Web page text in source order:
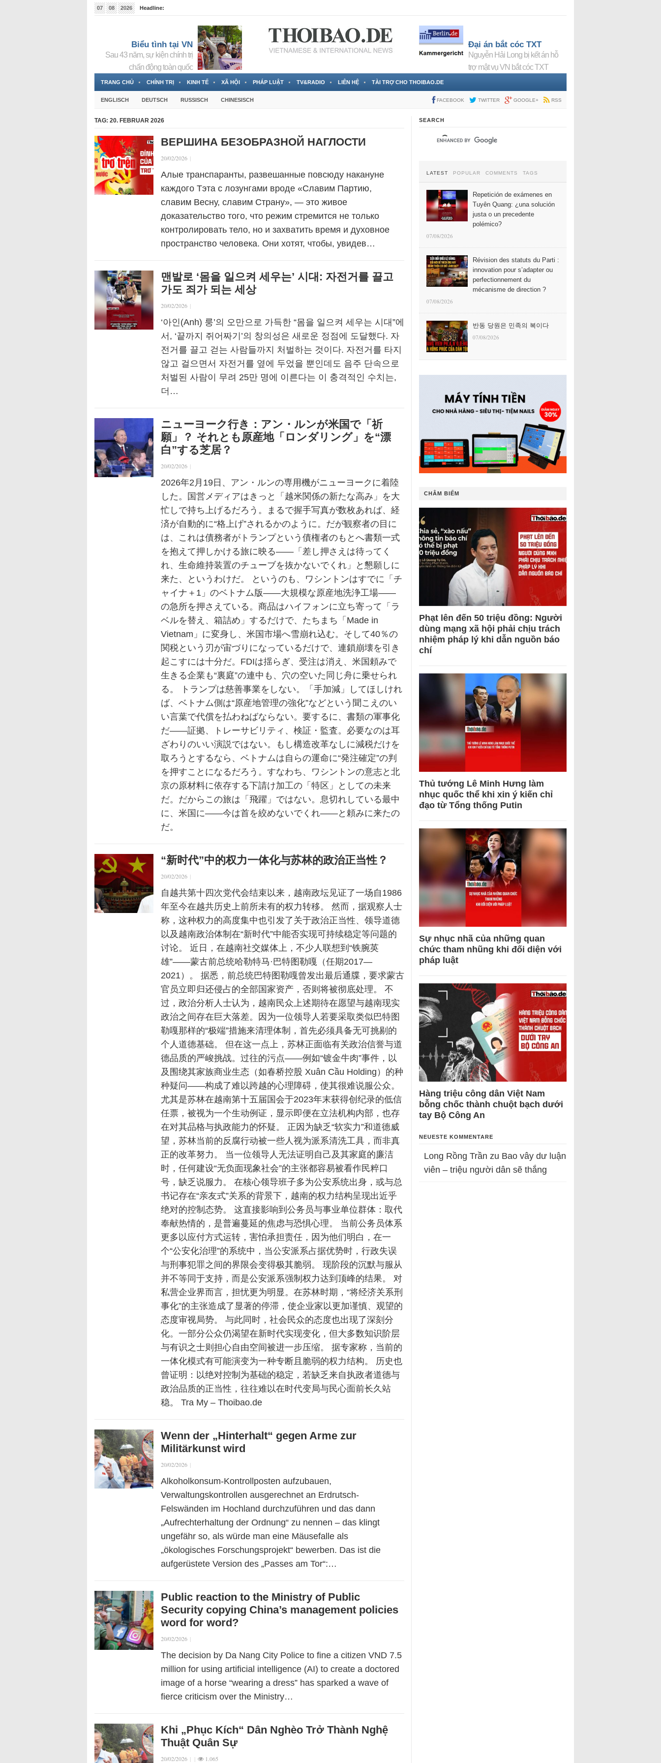
07 08 2026
Headline:
Biểu tình tại VN
Sau 43 năm, sự kiện chính trị
chấn động toàn quốc
Đại án bắt cóc TXT
Nguyễn Hải Long bị kết án hỗ
trợ mật vụ VN bắt cóc TXT
TRANG CHỦ CHÍNH TRỊ KINH TẾ XÃ HỘI PHÁP LUẬT TV&RADIO LIÊN HỆ TÀI TRỢ CHO THOIBAO.DE
ENGLISCH DEUTSCH RUSSISCH CHINESISCH FACEBOOK TWITTER GOOGLE+ RSS
TAG: 20. FEBRUAR 2026
ВЕРШИНА БЕЗОБРАЗНОЙ НАГЛОСТИ
20/02/2026 |
Алые транспаранты, развешанные повсюду накануне
каждого Тэта с лозунгами вроде «Славим Партию,
славим Весну, славим Страну», — это живое
доказательство того, что режим стремится не только
контролировать тело, но и захватить время и духовное
пространство человека. Они хотят, чтобы, увидев…
맨발로 ‘몸을 일으켜 세우는’ 시대: 자전거를 끌고
가도 죄가 되는 세상
20/02/2026 |
‘아인(Anh) 룽’의 오만으로 가득한 “몸을 일으켜 세우는 시대”에
서, ‘끝까지 쥐어짜기’의 창의성은 새로운 정점에 도달했다. 자
전거를 끌고 걷는 사람들까지 처벌하는 것이다. 자전거를 타지
않고 걸으면서 자전거를 옆에 두었을 뿐인데도 음주 단속으로
처벌된 사람이 무려 25만 명에 이른다는 이 충격적인 수치는,
더…
ニューヨーク行き：アン・ルンが米国で「祈
願」？ それとも原産地「ロンダリング」を“漂
白”する芝居？
20/02/2026 |
2026年2月19日、アン・ルンの専用機がニューヨークに着陸
した。国営メディアはきっと「越米関係の新たな高み」を大
忙しで持ち上げるだろう。まるで握手写真が数枚あれば、経
済が自動的に“格上げ”されるかのように。だが観察者の目に
は、これは債務者がトランプという債権者のもとへ書類一式
を抱えて押しかける旅に映る——「差し押さえは待ってく
れ、生命維持装置のチューブを抜かないでくれ」と懇願しに
来た、というわけだ。 というのも、ワシントンはすでに「チ
ャイナ＋1」のベトナム版——大規模な原産地洗浄工場——
の急所を押さえている。商品はハイフォンに立ち寄って「ラ
ベルを替え、箱詰め」するだけで、たちまち「Made in
Vietnam」に変身し、米国市場へ雪崩れ込む。そして40％の
関税という刃が宙づりになっているだけで、連鎖崩壊を引き
起こすには十分だ。FDIは揺らぎ、受注は消え、米国頼みで
生きる企業も“裏庭”の連中も、穴の空いた同じ舟に乗せられ
る。 トランプは慈善事業をしない。「手加減」してほしけれ
ば、ベトナム側は“原産地管理の強化”などという聞こえのい
い言葉で代償を払わねばならない。要するに、書類の軍事化
だ——証拠、トレーサビリティ、検証・監査。必要なのは耳
ざわりのいい演説ではない。もし構造改革なしに減税だけを
取ろうとするなら、ベトナムは自らの運命に“発注確定”の判
を押すことになるだろう。すなわち、ワシントンの意志と北
京の原材料に依存する下請け加工の「特区」としての未来
だ。だからこの旅は「飛躍」ではない。息切れしている最中
に、米国に——今は首を絞めないでくれ——と頼みに来たの
だ。
“新时代”中的权力一体化与苏林的政治正当性？
20/02/2026 |
自越共第十四次党代会结束以来，越南政坛见证了一场自1986
年至今在越共历史上前所未有的权力转移。 然而，据观察人士
称，这种权力的高度集中也引发了关于政治正当性、领导道德
以及越南政治体制在“新时代”中能否实现可持续稳定等问题的
讨论。 近日，在越南社交媒体上，不少人联想到“铁腕英
雄”——蒙古前总统哈勒特马·巴特图勒嘎（任期2017—
2021）。 据悉，前总统巴特图勒嘎曾发出最后通牒，要求蒙古
官员立即归还侵占的全部国家资产，否则将被彻底处理。 不
过，政治分析人士认为，越南民众上述期待在愿望与越南现实
政治之间存在巨大落差。因为一位领导人若要采取类似巴特图
勒嘎那样的“极端”措施来清理体制，首先必须具备无可挑剔的
个人道德基础。 但在这一点上，苏林正面临有关政治信誉与道
德品质的严峻挑战。过往的污点——例如“镀金牛肉”事件，以
及围绕其家族商业生态（如春桥控股 Xuân Cầu Holding）的种
种疑问——构成了难以跨越的心理障碍，使其很难说服公众。
尤其是苏林在越南第十五届国会于2023年末获得创纪录的低信
任票，被视为一个生动例证，显示即便在立法机构内部，也存
在对其品格与执政能力的怀疑。 正因为缺乏“软实力”和道德威
望，苏林当前的反腐行动被一些人视为派系清洗工具，而非真
正的改革努力。 当一位领导人无法证明自己及其家庭的廉洁
时，任何建设“无负面现象社会”的主张都容易被看作民粹口
号，缺乏说服力。 在核心领导班子多为公安系统出身，或与总
书记存在“亲友式”关系的背景下，越南的权力结构呈现出近乎
绝对的控制态势。 这直接影响到公务员与事业单位群体：取代
奉献热情的，是普遍蔓延的焦虑与恐惧心理。 当前公务员体系
更多以应付方式运转，害怕承担责任，因为他们明白，在一
个“公安化治理”的系统中，当公安派系占据优势时，行政失误
与刑事犯罪之间的界限会变得极其脆弱。 现阶段的沉默与服从
并不等同于支持，而是公安派系强制权力达到顶峰的结果。 对
私营企业界而言，担忧更为明显。在苏林时期，“将经济关系刑
事化”的主张造成了显著的停滞，使企业家以更加谨慎、观望的
态度审视局势。 与此同时，社会民众的态度也出现了深刻分
化。一部分公众仍渴望在新时代实现变化，但大多数知识阶层
与有识之士则担心自由空间被进一步压缩。 据专家称，当前的
一体化模式有可能演变为一种专断且脆弱的权力结构。 历史也
曾证明：以绝对控制为基础的稳定，若缺乏来自执政者道德与
政治品质的正当性，往往难以在时代变局与民心面前长久站
稳。 Tra My – Thoibao.de
Wenn der „Hinterhalt“ gegen Arme zur
Militärkunst wird
20/02/2026 |
Alkoholkonsum-Kontrollposten aufzubauen,
Verwaltungskontrollen ausgerechnet an Erdrutsch-
Felswänden im Hochland durchzuführen und das dann
„Aufrechterhaltung der Ordnung“ zu nennen – das klingt
ungefähr so, als würde man eine Mäusefalle als
„ökologisches Forschungsprojekt“ bewerben. Das ist die
aufgerüstete Version des „Passes am Tor“:…
Public reaction to the Ministry of Public
Security copying China’s management policies
word for word?
20/02/2026 |
The decision by Da Nang City Police to fine a citizen VND 7.5
million for using artificial intelligence (AI) to create a doctored
image of a horse “wearing a dress” has sparked a wave of
fierce criticism over the Ministry…
Khi „Phục Kích“ Dân Nghèo Trở Thành Nghệ
Thuật Quân Sự
20/02/2026 | | 1.065
SEARCH
LATEST POPULAR COMMENTS TAGS
Repetición de exámenes en
Tuyên Quang: ¿una solución
justa o un precedente
polémico?
07/08/2026
Révision des statuts du Parti :
innovation pour s’adapter ou
perfectionnement du
mécanisme de direction ?
07/08/2026
반동 당원은 민족의 복이다
07/08/2026
CHÂM BIẾM
Phạt lên đến 50 triệu đồng: Người
dùng mạng xã hội phải chịu trách
nhiệm pháp lý khi dẫn nguồn báo
chí
Thủ tướng Lê Minh Hưng làm
nhục quốc thể khi xin ý kiến chỉ
đạo từ Tổng thống Putin
Sự nhục nhã của những quan
chức tham nhũng khi đối diện với
pháp luật
Hàng triệu công dân Việt Nam
bỗng chốc thành chuột bạch dưới
tay Bộ Công An
NEUESTE KOMMENTARE
Long Rồng Trần zu Bao vây dư luận
viên – triệu người dân sẽ thắng